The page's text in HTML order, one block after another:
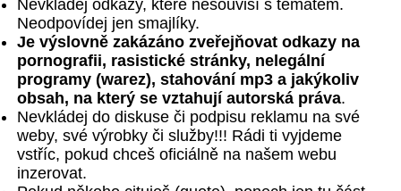
Nevkládej odkazy, které nesouvisí s tématem.
Neodpovídej jen smajlíky.
Je výslovně zakázáno zveřejňovat odkazy na
pornografii, rasistické stránky, nelegální
programy (warez), stahování mp3 a jakýkoliv
obsah, na který se vztahují autorská práva.
Nevkládej do diskuse či podpisu reklamu na své
weby, své výrobky či služby!!! Rádi ti vyjdeme
vstříc, pokud chceš oficiálně na našem webu
inzerovat.